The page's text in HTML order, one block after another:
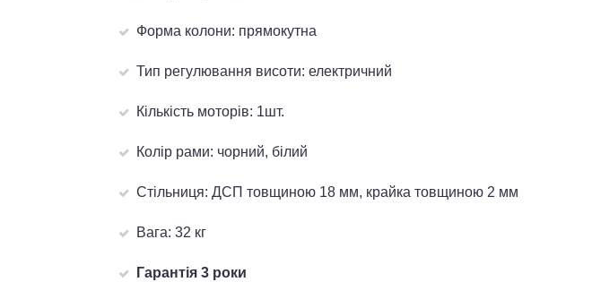
Форма колони: прямокутна
Тип регулювання висоти: електричний
Кількість моторів: 1шт.
Колір рами: чорний, білий
Стільниця: ДСП товщиною 18 мм, крайка товщиною 2 мм
Вага: 32 кг
Гарантія 3 роки